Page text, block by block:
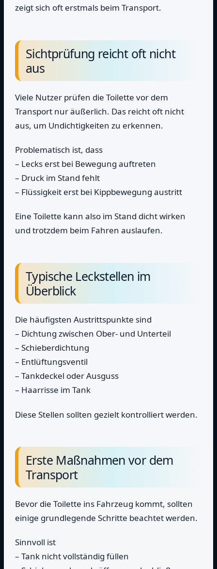
zeigt sich oft erstmals beim Transport.
Sichtprüfung reicht oft nicht
aus
Viele Nutzer prüfen die Toilette vor dem
Transport nur äußerlich. Das reicht oft nicht
aus, um Undichtigkeiten zu erkennen.
Problematisch ist, dass
– Lecks erst bei Bewegung auftreten
– Druck im Stand fehlt
– Flüssigkeit erst bei Kippbewegung austritt
Eine Toilette kann also im Stand dicht wirken
und trotzdem beim Fahren auslaufen.
Typische Leckstellen im
Überblick
Die häufigsten Austrittspunkte sind
– Dichtung zwischen Ober- und Unterteil
– Schieberdichtung
– Entlüftungsventil
– Tankdeckel oder Ausguss
– Haarrisse im Tank
Diese Stellen sollten gezielt kontrolliert werden.
Erste Maßnahmen vor dem
Transport
Bevor die Toilette ins Fahrzeug kommt, sollten
einige grundlegende Schritte beachtet werden.
Sinnvoll ist
– Tank nicht vollständig füllen